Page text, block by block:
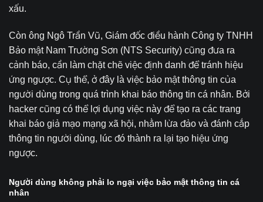
xấu.
Còn ông Ngô Trần Vũ, Giám đốc điều hành Công ty TNHH
Bảo mật Nam Trường Sơn (NTS Security) cũng đưa ra
cảnh báo, cần làm chặt chẽ việc định danh để tránh hiệu
ứng ngược. Cụ thể, ở đây là việc bảo mật thông tin của
người dùng trong quá trình khai báo thông tin cá nhân. Bởi
hacker cũng có thể lợi dụng việc này để tạo ra các trang
khai báo giả mạo mạng xã hội, nhằm lừa đảo và đánh cắp
thông tin người dùng, lúc đó thành ra lại tạo hiệu ứng
ngược.
Người dùng không phải lo ngại việc bảo mật thông tin cá
nhân